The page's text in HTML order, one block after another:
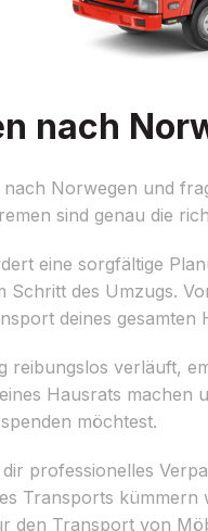
nach
Norwegen und
sind genau die
eine sorgfältige
Schritt des Umzugs.
deines gesamten
reibungslos verläuft,
Hausrats
möchtest.
professionelles
Transports
den Transport von